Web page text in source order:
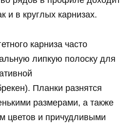
и в круглых карнизах.
карниза часто
липкую полоску для
Планки разнятся
размерами, а также
цветов и причудливыми